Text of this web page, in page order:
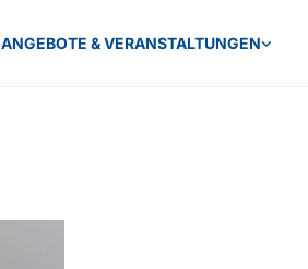
ANGEBOTE & VERANSTALTUNGEN